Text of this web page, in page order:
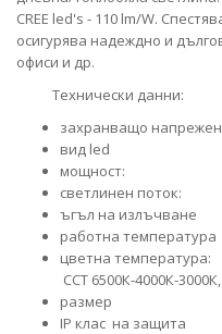
CREE led's - 110 lm/W.
осигурява надеждно и
офиси и др.
Технически данни:
захранващо
вид led
мощност:
светлинен поток:
ъгъл на
работна
цветна
CCT 6500К-4000К-3000К,
размер
IP клас на